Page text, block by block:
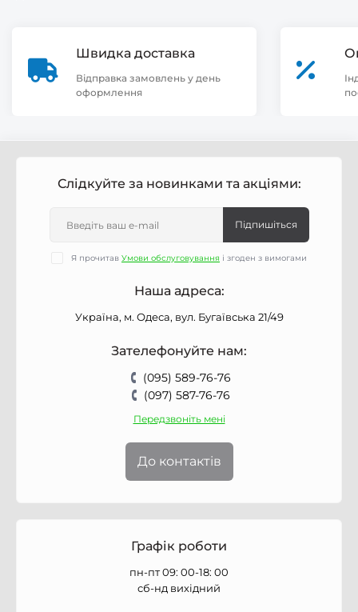
Швидка доставка
Відправка замовлень у день
оформлення
Слідкуйте за новинками та акціями:
Підпишіться
Я прочитав Умови обслуговування і згоден з вимогами
Наша адреса:
Україна, м. Одеса, вул. Бугаївська 21/49
Зателефонуйте нам:
(095) 589-76-76
(097) 587-76-76
Передзвоніть мені
До контактів
Графік роботи
пн-пт 09: 00-18: 00
сб-нд вихідний